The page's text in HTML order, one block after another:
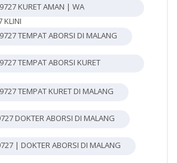
KURET AMAN | WA
KLINI
TEMPAT ABORSI DI MALANG
TEMPAT ABORSI KURET
TEMPAT KURET DI MALANG
DOKTER ABORSI DI MALANG
| DOKTER ABORSI DI MALANG